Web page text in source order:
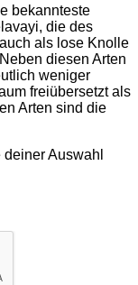
bekannteste
die des
als lose Knolle
diesen Arten
weniger
freiübersetzt als
Arten sind die
Auswahl